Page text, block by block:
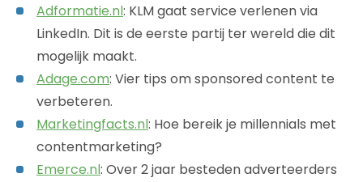
Adformatie.nl: KLM gaat service verlenen via
LinkedIn. Dit is de eerste partij ter wereld die dit
mogelijk maakt.
Adage.com: Vier tips om sponsored content te
verbeteren.
Marketingfacts.nl: Hoe bereik je millennials met
contentmarketing?
Emerce.nl: Over 2 jaar besteden adverteerders